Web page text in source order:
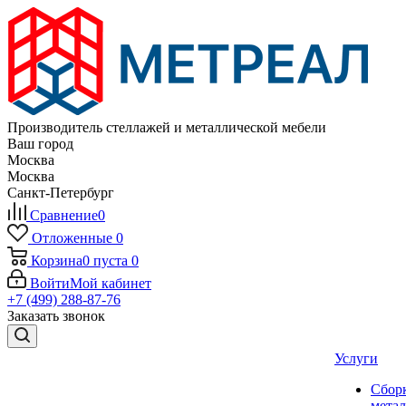
Производитель стеллажей и металлической мебели
Ваш город
Москва
Москва
Санкт-Петербург
Сравнение0
Отложенные 0
Корзина0 пуста 0
ВойтиМой кабинет
+7 (499) 288-87-76
Заказать звонок
Услуги